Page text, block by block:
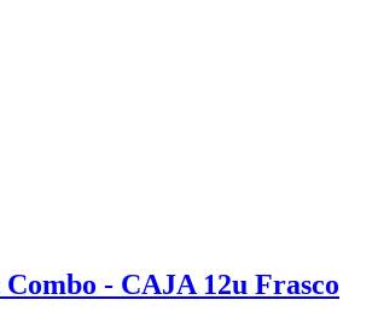
- CAJA 12u Frasco